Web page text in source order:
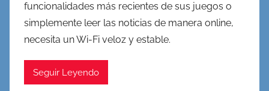
funcionalidades más recientes de sus juegos o
simplemente leer las noticias de manera online,
necesita un Wi-Fi veloz y estable.
Seguir Leyendo